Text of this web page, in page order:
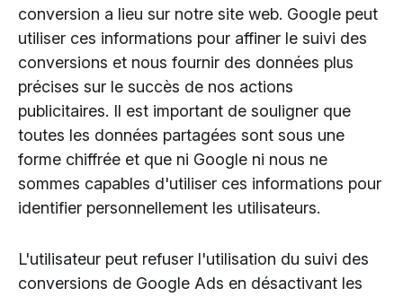
conversion a lieu sur notre site web. Google peut
utiliser ces informations pour affiner le suivi des
conversions et nous fournir des données plus
précises sur le succès de nos actions
publicitaires. Il est important de souligner que
toutes les données partagées sont sous une
forme chiffrée et que ni Google ni nous ne
sommes capables d'utiliser ces informations pour
identifier personnellement les utilisateurs.
L'utilisateur peut refuser l'utilisation du suivi des
conversions de Google Ads en désactivant les